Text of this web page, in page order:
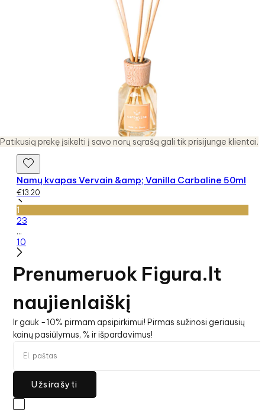
Patikusią prekę įsikelti į savo norų sąrašą gali tik prisijunge klientai.
Namų kvapas Vervain &amp; Vanilla Carbaline 50ml
€13.20
1
23
...
10
Prenumeruok Figura.lt
naujienlaiškį
Ir gauk -10% pirmam apsipirkimui! Pirmas sužinosi geriausių
kainų pasiūlymus, % ir išpardavimus!
Užsirašyti